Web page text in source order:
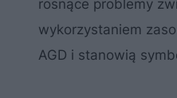
rosnące problemy
wykorzystaniem
AGD i stanowią